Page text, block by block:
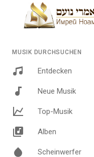
MUSIK DURCHSUCHEN
Entdecken
Neue Musik
Top-Musik
Alben
Scheinwerfer